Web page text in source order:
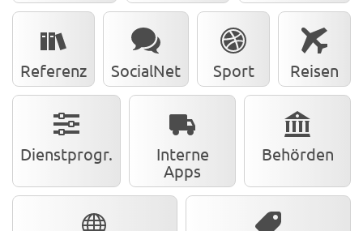
Referenz SocialNet Sport Reisen
Dienstprogr.
Interne
Apps
Behörden